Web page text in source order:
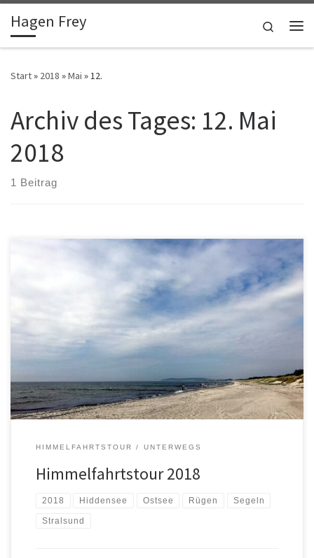
Zum Inhalt springen
Hagen Frey
Search
Start» 2018 »Mai »12.
Archiv des Tages: 12. Mai
2018
1 Beitrag
Logbuch: 05.05.2018 Anreise. Testfahrt unter Segel bis vor
Neuendorf/Hiddensee. 10,6 km bzw. 5,7 sm, 80% unter Segel.
06.05.2018 Törn nach Waase/Ummanz. 45,1 km bzw. 24,3 sm, 10%
unter Segel. 07.05.2018 Törn nach Hiddensee. Fischkauf in Vitte.
Ankern in Badebucht. 32 km bzw. 17,2 sm, 30% unter Segel.
HIMMELFAHRTSTOUR UNTERWEGS
Himmelfahrtstour 2018
2018 Hiddensee Ostsee Rügen Segeln
Stralsund